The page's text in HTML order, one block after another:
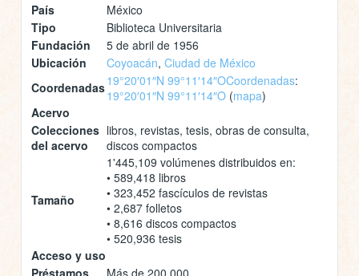
País
México
Tipo
Biblioteca Universitaria
Fundación
5 de abril de 1956
Ubicación
Coyoacán, Ciudad de México
Coordenadas19°20′01″N 99°11′14″OCoordenadas:
19°20′01″N 99°11′14″O (mapa)
Acervo
Colecciones
del acervo
libros, revistas, tesis, obras de consulta,
discos compactos
Tamaño
1'445,109 volúmenes distribuidos en:
• 589,418 libros
• 323,452 fascículos de revistas
• 2,687 folletos
• 8,616 discos compactos
• 520,936 tesis
Acceso y uso
Préstamos
Más de 200,000